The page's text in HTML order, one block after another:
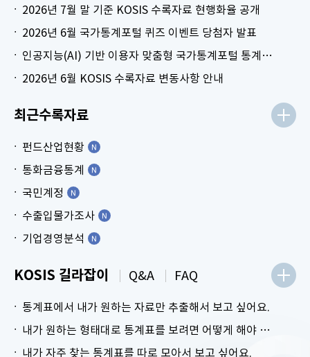
2026년 7월 말 기준 KOSIS 수록자료 현행화율 공개
2026년 6월 국가통계포털 퀴즈 이벤트 당첨자 발표
인공지능(AI) 기반 이용자 맞춤형 국가통계포털 통계표 생성 시범 서비스 안내
2026년 6월 KOSIS 수록자료 변동사항 안내
최근수록자료
펀드산업현황
통화금융통계
국민계정
수출입물가조사
기업경영분석
KOSIS 길라잡이
통계표에서 내가 원하는 자료만 추출해서 보고 싶어요.
내가 원하는 형태대로 통계표를 보려면 어떻게 해야 하나요?
내가 자주 찾는 통계표를 따로 모아서 보고 싶어요.
Q&A FAQ